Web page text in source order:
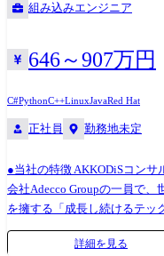
組み込みエンジニア
646～907万円
C#PythonC++LinuxJavaRed Hat
正社員 勤務地未定
●当社の特徴 AKKODiSコン
会社Adecco Groupの一員で
を擁する「成長し続けるテッ
を最も大切にしており、人と
Integrityや、2030年までの中
詳細を見る